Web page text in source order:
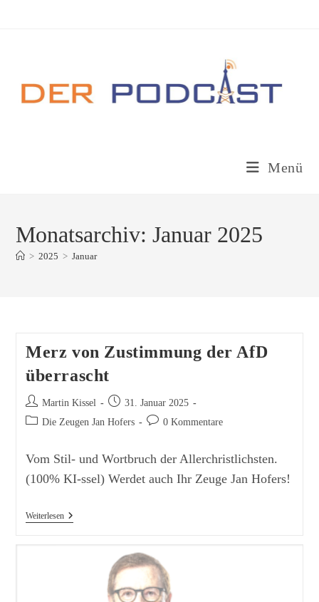
Menü
Monatsarchiv: Januar 2025
> 2025 > Januar
Merz von Zustimmung der AfD
überrascht
Beitrags-
Autor:
Martin Kissel
Beitrag
veröffentlicht:
31. Januar 2025
Beitrags-
Die Zeugen Jan Hofers
Beitrags-0 Kommentare
Vom Stil- und Wortbruch der Allerchristlichsten.
(100% KI-ssel) Werdet auch Ihr Zeuge Jan Hofers!
WeiterlesenMerz